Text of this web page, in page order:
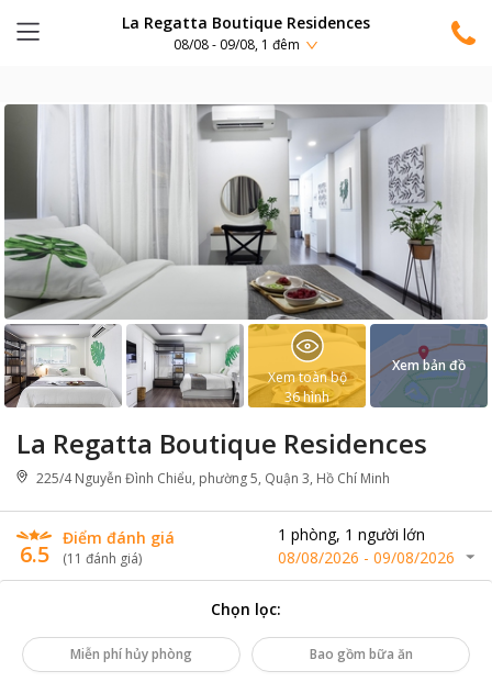
La Regatta Boutique Residences
08/08 - 09/08, 1 đêm
La Regatta Boutique Residences
225/4 Nguyễn Đình Chiểu, phường 5, Quận 3, Hồ Chí Minh
6.5
Điểm đánh giá
(11 đánh giá)
1 phòng, 1 người lớn
08/08/2026 - 09/08/2026
Xem toàn bộ
36hình
Xem bản đồ
Chọn lọc:
Miễn phí hủy phòng Bao gồm bữa ăn